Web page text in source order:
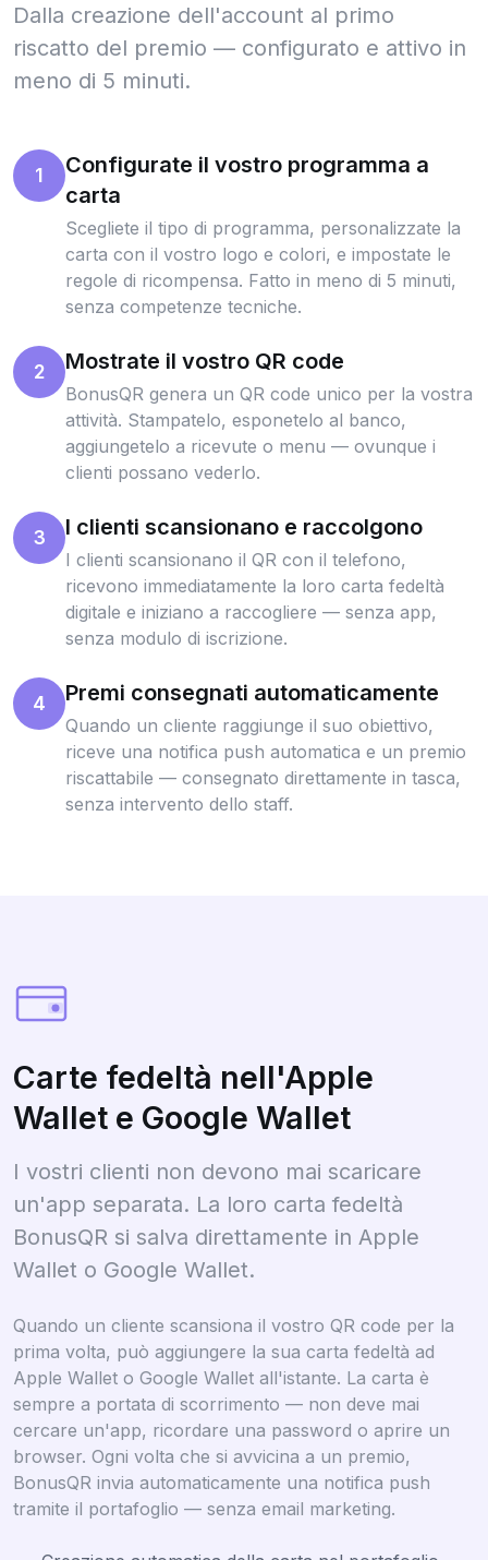
Dalla creazione dell'account al primo
riscatto del premio — configurato e attivo in
meno di 5 minuti.
1
Configurate il vostro programma a
carta
Scegliete il tipo di programma, personalizzate la
carta con il vostro logo e colori, e impostate le
regole di ricompensa. Fatto in meno di 5 minuti,
senza competenze tecniche.
2 Mostrate il vostro QR code
BonusQR genera un QR code unico per la vostra
attività. Stampatelo, esponetelo al banco,
aggiungetelo a ricevute o menu — ovunque i
clienti possano vederlo.
3 I clienti scansionano e raccolgono
I clienti scansionano il QR con il telefono,
ricevono immediatamente la loro carta fedeltà
digitale e iniziano a raccogliere — senza app,
senza modulo di iscrizione.
4 Premi consegnati automaticamente
Quando un cliente raggiunge il suo obiettivo,
riceve una notifica push automatica e un premio
riscattabile — consegnato direttamente in tasca,
senza intervento dello staff.
Carte fedeltà nell'Apple
Wallet e Google Wallet
I vostri clienti non devono mai scaricare
un'app separata. La loro carta fedeltà
BonusQR si salva direttamente in Apple
Wallet o Google Wallet.
Quando un cliente scansiona il vostro QR code per la
prima volta, può aggiungere la sua carta fedeltà ad
Apple Wallet o Google Wallet all'istante. La carta è
sempre a portata di scorrimento — non deve mai
cercare un'app, ricordare una password o aprire un
browser. Ogni volta che si avvicina a un premio,
BonusQR invia automaticamente una notifica push
tramite il portafoglio — senza email marketing.